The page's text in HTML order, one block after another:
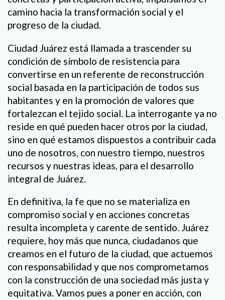
camino hacia la transformación social y el
progreso de la ciudad.
Ciudad Juárez está llamada a trascender su
condición de símbolo de resistencia para
convertirse en un referente de reconstrucción
social basada en la participación de todos sus
habitantes y en la promoción de valores que
fortalezcan el tejido social. La interrogante ya no
reside en qué pueden hacer otros por la ciudad,
sino en qué estamos dispuestos a contribuir cada
uno de nosotros, con nuestro tiempo, nuestros
recursos y nuestras ideas, para el desarrollo
integral de Juárez.
En definitiva, la fe que no se materializa en
compromiso social y en acciones concretas
resulta incompleta y carente de sentido. Juárez
requiere, hoy más que nunca, ciudadanos que
creamos en el futuro de la ciudad, que actuemos
con responsabilidad y que nos comprometamos
con la construcción de una sociedad más justa y
equitativa. Vamos pues a poner en acción, con